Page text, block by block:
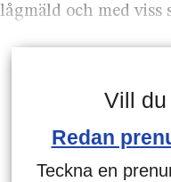
lågmäld och med viss
Vill
Redan
Teckna en